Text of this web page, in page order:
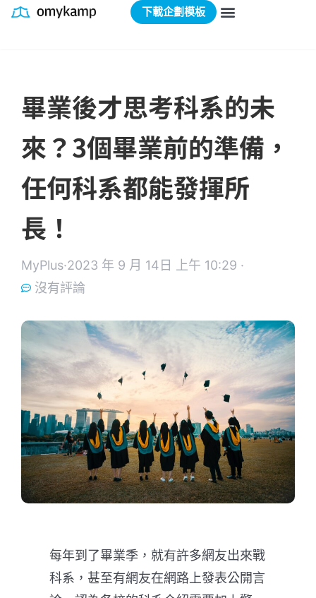
下載企劃模板
畢業後才思考科系的未
來？3個畢業前的準備，
任何科系都能發揮所
長！
MyPlus·2023 年 9 月 14日 上午 10:29 ·
沒有評論
每年到了畢業季，就有許多網友出來戰
科系，甚至有網友在網路上發表公開言